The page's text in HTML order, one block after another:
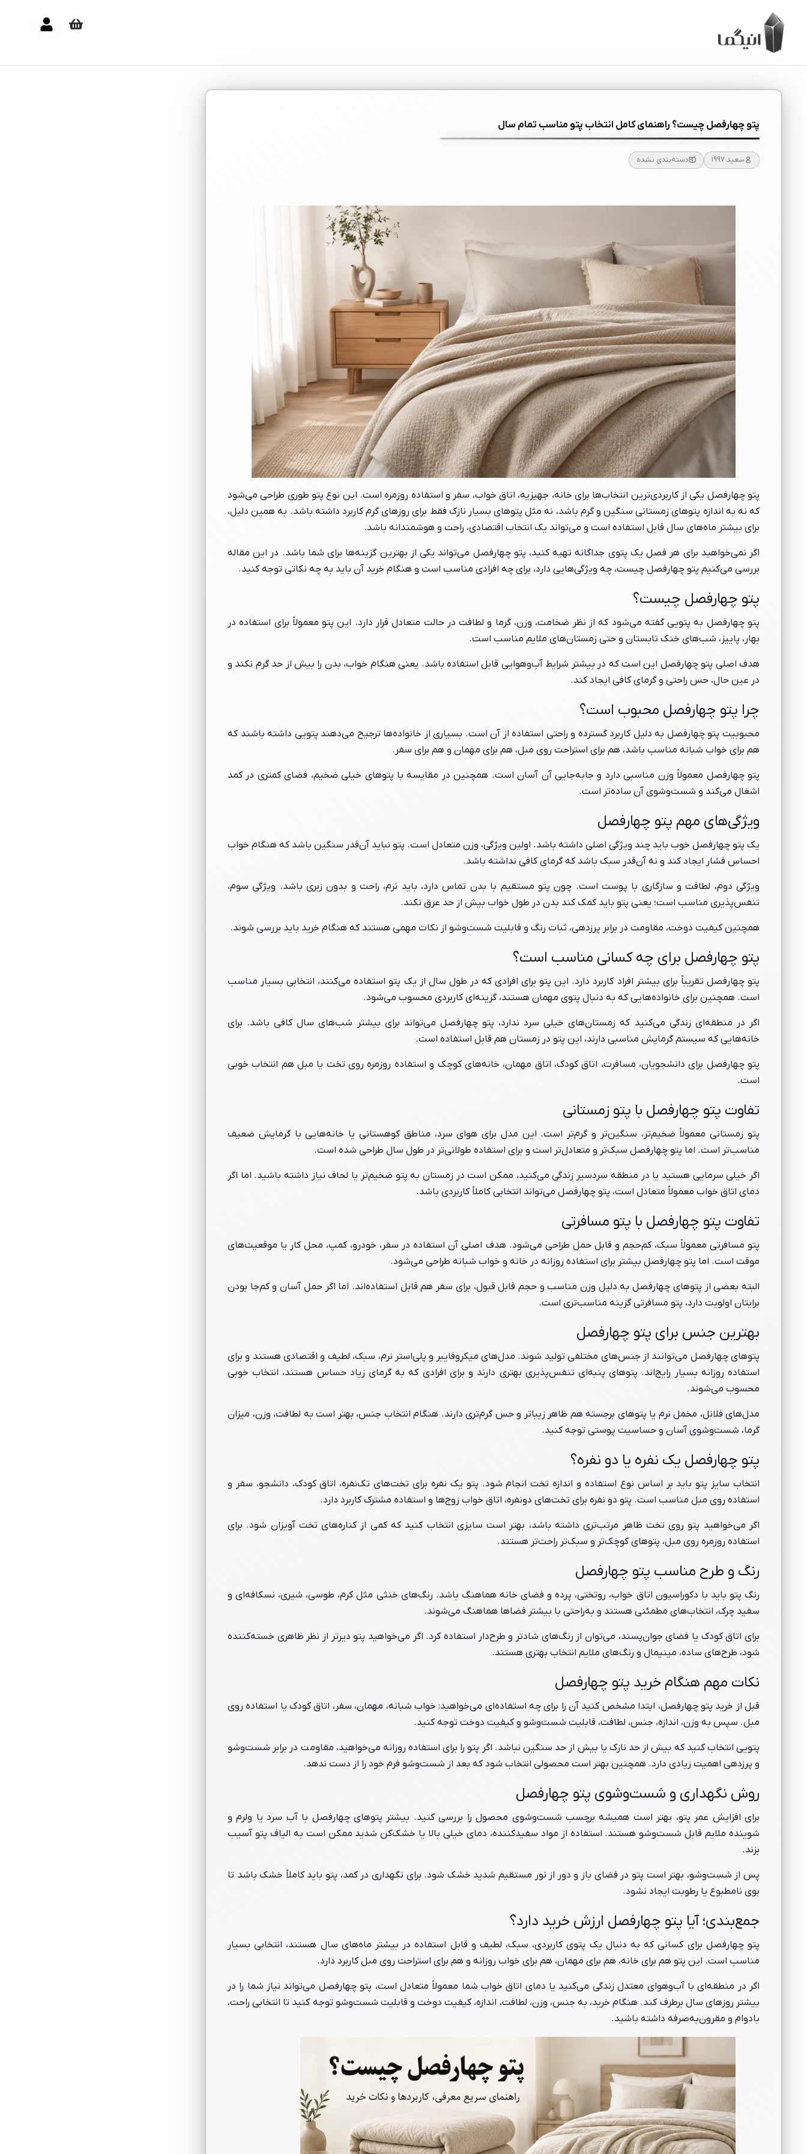
پتو چهارفصل چیست؟ راهنمای کامل انتخاب پتو مناسب تمام سال
سعید 1997 دسته‌بندی نشده
پتو چهارفصل یکی از کاربردی‌ترین انتخاب‌ها برای خانه، جهیزیه، اتاق خواب، سفر و استفاده روزمره است. این نوع پتو طوری طراحی می‌شود
که نه به اندازه پتوهای زمستانی سنگین و گرم باشد، نه مثل پتوهای بسیار نازک فقط برای روزهای گرم کاربرد داشته باشد. به همین دلیل،
برای بیشتر ماه‌های سال قابل استفاده است و می‌تواند یک انتخاب اقتصادی، راحت و هوشمندانه باشد.
اگر نمی‌خواهید برای هر فصل یک پتوی جداگانه تهیه کنید، پتو چهارفصل می‌تواند یکی از بهترین گزینه‌ها برای شما باشد. در این مقاله
بررسی می‌کنیم پتو چهارفصل چیست، چه ویژگی‌هایی دارد، برای چه افرادی مناسب است و هنگام خرید آن باید به چه نکاتی توجه کنید.
پتو چهارفصل چیست؟
پتو چهارفصل به پتویی گفته می‌شود که از نظر ضخامت، وزن، گرما و لطافت در حالت متعادل قرار دارد. این پتو معمولاً برای استفاده در
بهار، پاییز، شب‌های خنک تابستان و حتی زمستان‌های ملایم مناسب است.
هدف اصلی پتو چهارفصل این است که در بیشتر شرایط آب‌وهوایی قابل استفاده باشد. یعنی هنگام خواب، بدن را بیش از حد گرم نکند و
در عین حال، حس راحتی و گرمای کافی ایجاد کند.
چرا پتو چهارفصل محبوب است؟
محبوبیت پتو چهارفصل به دلیل کاربرد گسترده و راحتی استفاده از آن است. بسیاری از خانواده‌ها ترجیح می‌دهند پتویی داشته باشند که
هم برای خواب شبانه مناسب باشد، هم برای استراحت روی مبل، هم برای مهمان و هم برای سفر.
پتو چهارفصل معمولاً وزن مناسبی دارد و جابه‌جایی آن آسان است. همچنین در مقایسه با پتوهای خیلی ضخیم، فضای کمتری در کمد
اشغال می‌کند و شست‌وشوی آن ساده‌تر است.
ویژگی‌های مهم پتو چهارفصل
یک پتو چهارفصل خوب باید چند ویژگی اصلی داشته باشد. اولین ویژگی، وزن متعادل است. پتو نباید آن‌قدر سنگین باشد که هنگام خواب
احساس فشار ایجاد کند و نه آن‌قدر سبک باشد که گرمای کافی نداشته باشد.
ویژگی دوم، لطافت و سازگاری با پوست است. چون پتو مستقیم با بدن تماس دارد، باید نرم، راحت و بدون زبری باشد. ویژگی سوم،
تنفس‌پذیری مناسب است؛ یعنی پتو باید کمک کند بدن در طول خواب بیش از حد عرق نکند.
همچنین کیفیت دوخت، مقاومت در برابر پرزدهی، ثبات رنگ و قابلیت شست‌وشو از نکات مهمی هستند که هنگام خرید باید بررسی شوند.
پتو چهارفصل برای چه کسانی مناسب است؟
پتو چهارفصل تقریباً برای بیشتر افراد کاربرد دارد. این پتو برای افرادی که در طول سال از یک پتو استفاده می‌کنند، انتخابی بسیار مناسب
است. همچنین برای خانواده‌هایی که به دنبال پتوی مهمان هستند، گزینه‌ای کاربردی محسوب می‌شود.
اگر در منطقه‌ای زندگی می‌کنید که زمستان‌های خیلی سرد ندارد، پتو چهارفصل می‌تواند برای بیشتر شب‌های سال کافی باشد. برای
خانه‌هایی که سیستم گرمایش مناسبی دارند، این پتو در زمستان هم قابل استفاده است.
پتو چهارفصل برای دانشجویان، مسافرت، اتاق کودک، اتاق مهمان، خانه‌های کوچک و استفاده روزمره روی تخت یا مبل هم انتخاب خوبی
است.
تفاوت پتو چهارفصل با پتو زمستانی
پتو زمستانی معمولاً ضخیم‌تر، سنگین‌تر و گرم‌تر است. این مدل برای هوای سرد، مناطق کوهستانی یا خانه‌هایی با گرمایش ضعیف
مناسب‌تر است. اما پتو چهارفصل سبک‌تر و متعادل‌تر است و برای استفاده طولانی‌تر در طول سال طراحی شده است.
اگر خیلی سرمایی هستید یا در منطقه سردسیر زندگی می‌کنید، ممکن است در زمستان به پتو ضخیم‌تر یا لحاف نیاز داشته باشید. اما اگر
دمای اتاق خواب معمولاً متعادل است، پتو چهارفصل می‌تواند انتخابی کاملاً کاربردی باشد.
تفاوت پتو چهارفصل با پتو مسافرتی
پتو مسافرتی معمولاً سبک، کم‌حجم و قابل حمل طراحی می‌شود. هدف اصلی آن استفاده در سفر، خودرو، کمپ، محل کار یا موقعیت‌های
موقت است. اما پتو چهارفصل بیشتر برای استفاده روزانه در خانه و خواب شبانه طراحی می‌شود.
البته بعضی از پتوهای چهارفصل به دلیل وزن مناسب و حجم قابل قبول، برای سفر هم قابل استفاده‌اند. اما اگر حمل آسان و کم‌جا بودن
برایتان اولویت دارد، پتو مسافرتی گزینه مناسب‌تری است.
بهترین جنس برای پتو چهارفصل
پتوهای چهارفصل می‌توانند از جنس‌های مختلفی تولید شوند. مدل‌های میکروفایبر و پلی‌استر نرم، سبک، لطیف و اقتصادی هستند و برای
استفاده روزانه بسیار رایج‌اند. پتوهای پنبه‌ای تنفس‌پذیری بهتری دارند و برای افرادی که به گرمای زیاد حساس هستند، انتخاب خوبی
محسوب می‌شوند.
مدل‌های فلانل، مخمل نرم یا پتوهای برجسته هم ظاهر زیباتر و حس گرم‌تری دارند. هنگام انتخاب جنس، بهتر است به لطافت، وزن، میزان
گرما، شست‌وشوی آسان و حساسیت پوستی توجه کنید.
پتو چهارفصل یک نفره یا دو نفره؟
انتخاب سایز پتو باید بر اساس نوع استفاده و اندازه تخت انجام شود. پتو یک نفره برای تخت‌های تک‌نفره، اتاق کودک، دانشجو، سفر و
استفاده روی مبل مناسب است. پتو دو نفره برای تخت‌های دونفره، اتاق خواب زوج‌ها و استفاده مشترک کاربرد دارد.
اگر می‌خواهید پتو روی تخت ظاهر مرتب‌تری داشته باشد، بهتر است سایزی انتخاب کنید که کمی از کناره‌های تخت آویزان شود. برای
استفاده روزمره روی مبل، پتوهای کوچک‌تر و سبک‌تر راحت‌تر هستند.
رنگ و طرح مناسب پتو چهارفصل
رنگ پتو باید با دکوراسیون اتاق خواب، روتختی، پرده و فضای خانه هماهنگ باشد. رنگ‌های خنثی مثل کرم، طوسی، شیری، نسکافه‌ای و
سفید چرک، انتخاب‌های مطمئنی هستند و به‌راحتی با بیشتر فضاها هماهنگ می‌شوند.
برای اتاق کودک یا فضای جوان‌پسند، می‌توان از رنگ‌های شادتر و طرح‌دار استفاده کرد. اگر می‌خواهید پتو دیرتر از نظر ظاهری خسته‌کننده
شود، طرح‌های ساده، مینیمال و رنگ‌های ملایم انتخاب بهتری هستند.
نکات مهم هنگام خرید پتو چهارفصل
قبل از خرید پتو چهارفصل، ابتدا مشخص کنید آن را برای چه استفاده‌ای می‌خواهید: خواب شبانه، مهمان، سفر، اتاق کودک یا استفاده روی
مبل. سپس به وزن، اندازه، جنس، لطافت، قابلیت شست‌وشو و کیفیت دوخت توجه کنید.
پتویی انتخاب کنید که بیش از حد نازک یا بیش از حد سنگین نباشد. اگر پتو را برای استفاده روزانه می‌خواهید، مقاومت در برابر شست‌وشو
و پرزدهی اهمیت زیادی دارد. همچنین بهتر است محصولی انتخاب شود که بعد از شست‌وشو فرم خود را از دست ندهد.
روش نگهداری و شست‌وشوی پتو چهارفصل
برای افزایش عمر پتو، بهتر است همیشه برچسب شست‌وشوی محصول را بررسی کنید. بیشتر پتوهای چهارفصل با آب سرد یا ولرم و
شوینده ملایم قابل شست‌وشو هستند. استفاده از مواد سفیدکننده، دمای خیلی بالا یا خشک‌کن شدید ممکن است به الیاف پتو آسیب
بزند.
پس از شست‌وشو، بهتر است پتو در فضای باز و دور از نور مستقیم شدید خشک شود. برای نگهداری در کمد، پتو باید کاملاً خشک باشد تا
بوی نامطبوع یا رطوبت ایجاد نشود.
جمع‌بندی؛ آیا پتو چهارفصل ارزش خرید دارد؟
پتو چهارفصل برای کسانی که به دنبال یک پتوی کاربردی، سبک، لطیف و قابل استفاده در بیشتر ماه‌های سال هستند، انتخابی بسیار
مناسب است. این پتو هم برای خانه، هم برای مهمان، هم برای خواب روزانه و هم برای استراحت روی مبل کاربرد دارد.
اگر در منطقه‌ای با آب‌وهوای معتدل زندگی می‌کنید یا دمای اتاق خواب شما معمولاً متعادل است، پتو چهارفصل می‌تواند نیاز شما را در
بیشتر روزهای سال برطرف کند. هنگام خرید، به جنس، وزن، لطافت، اندازه، کیفیت دوخت و قابلیت شست‌وشو توجه کنید تا انتخابی راحت،
بادوام و مقرون‌به‌صرفه داشته باشید.